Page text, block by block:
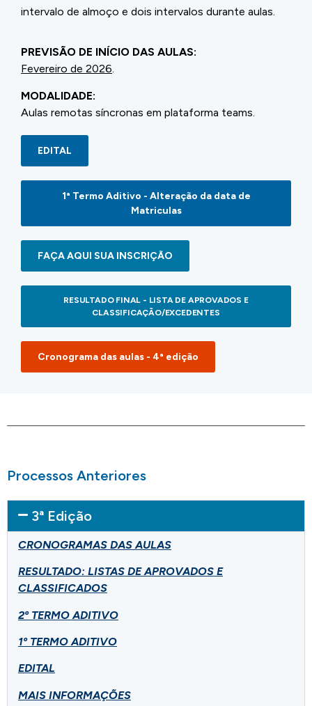
intervalo de almoço e dois intervalos durante aulas.
PREVISÃO DE INÍCIO DAS AULAS:
Fevereiro de 2026.
MODALIDADE:
Aulas remotas síncronas em plataforma teams.
EDITAL
1ª Termo Aditivo - Alteração da data de
Matriculas
FAÇA AQUI SUA INSCRIÇÃO
RESULTADO FINAL - LISTA DE APROVADOS E
CLASSIFICAÇÃO/EXCEDENTES
Cronograma das aulas - 4ª edição
Processos Anteriores
3ª Edição
CRONOGRAMAS DAS AULAS
RESULTADO: LISTAS DE APROVADOS E
CLASSIFICADOS
2º TERMO ADITIVO
1º TERMO ADITIVO
EDITAL
MAIS INFORMAÇÕES